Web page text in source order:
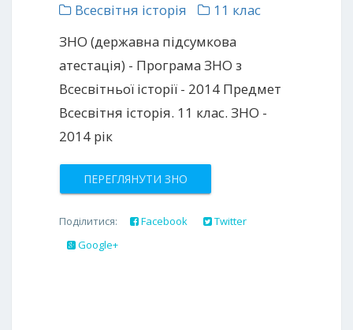
Всесвітня історія
11 клас
ЗНО (державна підсумкова
атестація) - Програма ЗНО з
Всесвітньої історії - 2014 Предмет
Всесвітня історія. 11 клас. ЗНО -
2014 рік
ПЕРЕГЛЯНУТИ ЗНО
Поділитися: Facebook
Twitter
Google+